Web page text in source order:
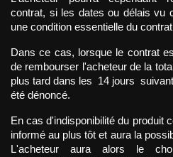
contrat, si les dates ou délais vu
une condition essentielle du
Dans ce cas, lorsque le contrat
de rembourser l'acheteur de la
plus tard dans les  14 jours
été dénoncé.
En cas d'indisponibilité du produit
informé au plus tôt et aura la
L'acheteur aura alors le